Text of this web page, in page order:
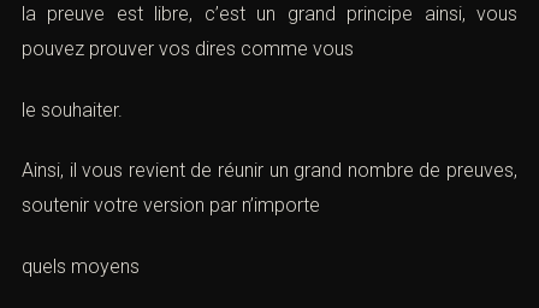
la preuve est libre, c’est un grand principe ainsi, vous
pouvez prouver vos dires comme vous
le souhaiter.
Ainsi, il vous revient de réunir un grand nombre de preuves,
soutenir votre version par n’importe
quels moyens